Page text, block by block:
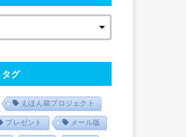
タグ
えほん箱プロジェクト
プレゼント メール版